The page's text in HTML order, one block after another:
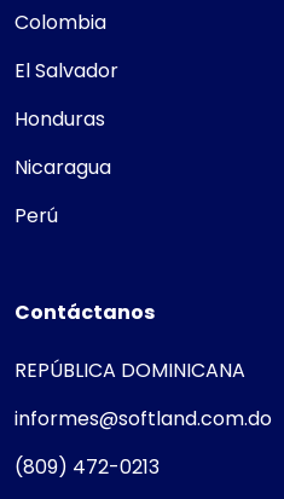
Colombia
El Salvador
Honduras
Nicaragua
Perú
Contáctanos
REPÚBLICA DOMINICANA
informes@softland.com.do
(809) 472-0213